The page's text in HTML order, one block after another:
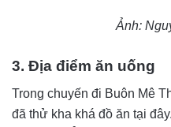
Ảnh:
3. Địa điểm ăn uống
Trong chuyến đi Buôn Mê
đã thử kha khá đồ ăn tại